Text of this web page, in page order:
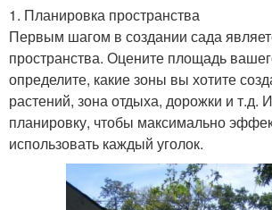
1. Планировка пространства
Первым шагом в создании сада
пространства. Оцените площадь
определите, какие зоны вы хотите
растений, зона отдыха, дорожки и т.д.
планировку, чтобы максимально
использовать каждый уголок.